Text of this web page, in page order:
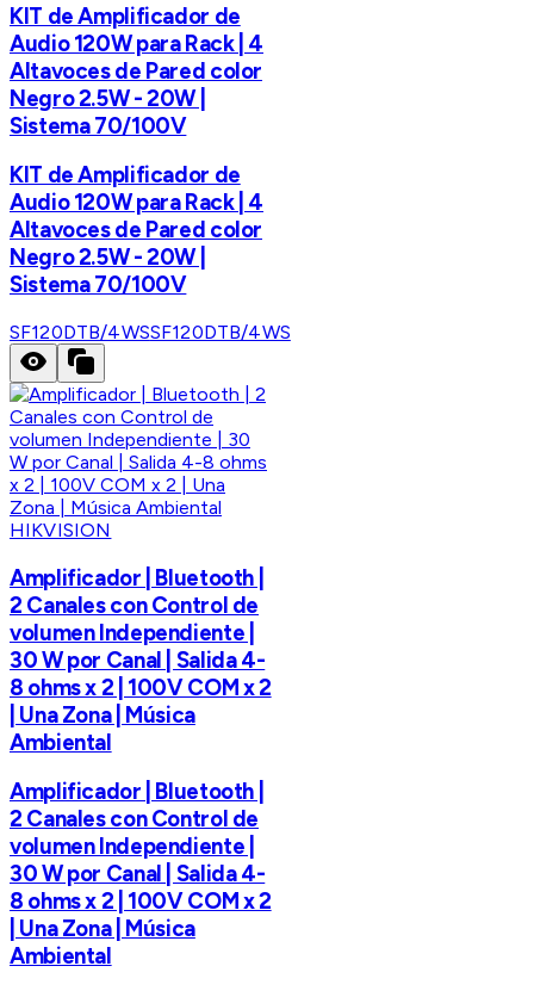
KIT de Amplificador de
Audio 120W para Rack | 4
Altavoces de Pared color
Negro 2.5W - 20W |
Sistema 70/100V
KIT de Amplificador de
Audio 120W para Rack | 4
Altavoces de Pared color
Negro 2.5W - 20W |
Sistema 70/100V
SF120DTB/4WSSF120DTB/4WS
HIKVISION
Amplificador | Bluetooth |
2 Canales con Control de
volumen Independiente |
30 W por Canal | Salida 4-
8 ohms x 2 | 100V COM x 2
| Una Zona | Música
Ambiental
Amplificador | Bluetooth |
2 Canales con Control de
volumen Independiente |
30 W por Canal | Salida 4-
8 ohms x 2 | 100V COM x 2
| Una Zona | Música
Ambiental